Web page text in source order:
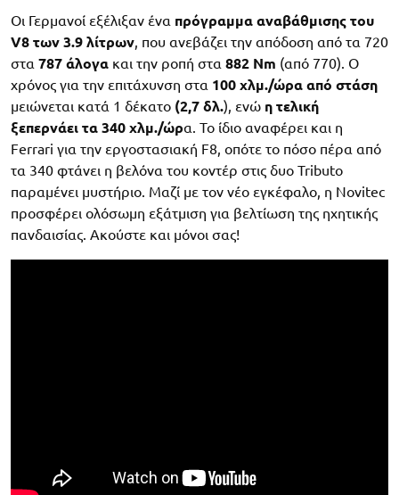
Οι Γερμανοί εξέλιξαν ένα πρόγραμμα αναβάθμισης του
V8 των 3.9 λίτρων, που ανεβάζει την απόδοση από τα 720
στα 787 άλογα και την ροπή στα 882 Nm (από 770). Ο
χρόνος για την επιτάχυνση στα 100 χλμ./ώρα από στάση
μειώνεται κατά 1 δέκατο (2,7 δλ.), ενώ η τελική
ξεπερνάει τα 340 χλμ./ώρα. Το ίδιο αναφέρει και η
Ferrari για την εργοστασιακή F8, οπότε το πόσο πέρα από
τα 340 φτάνει η βελόνα του κοντέρ στις δυο Tributo
παραμένει μυστήριο. Μαζί με τον νέο εγκέφαλο, η Novitec
προσφέρει ολόσωμη εξάτμιση για βελτίωση της ηχητικής
πανδαισίας. Ακούστε και μόνοι σας!